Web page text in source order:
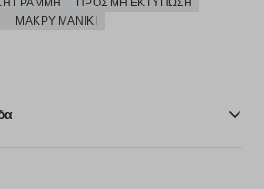
ΜΑΚΡΎ ΜΑΝΊΚΙ